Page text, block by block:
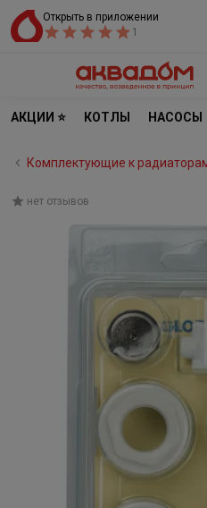
Открыть в приложении
1
АКЦИИ ⭐ КОТЛЫ НАСОСЫ
Комплектующие к
нет отзывов